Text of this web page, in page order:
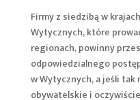
Firmy z siedzibą w
Wytycznych, które
regionach, powinny
odpowiedzialnego
w Wytycznych, a jeśli
obywatelskie i